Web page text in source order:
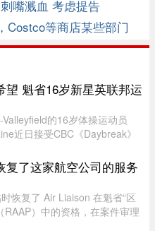
嘴溅血 考虑提告
Costco等商店某些部门
望 魁省16岁新星英联邦运
的16岁体操运动员
近日接受CBC《Daybreak》
手在国际舞台上表现惊艳，一
代 ...
复了这家航空公司的服务
恢复了 Air Liaison 在魁省“区
RAAP）中的资格，在案件审理